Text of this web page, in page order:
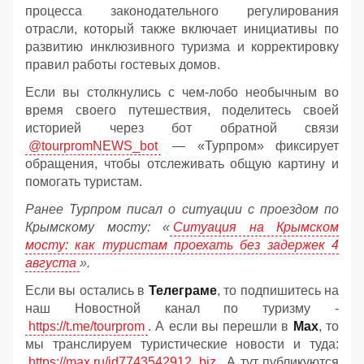
процесса законодательного регулирования
отрасли, который также включает инициативы по
развитию инклюзивного туризма и корректировку
правил работы гостевых домов.
Если вы столкнулись с чем-лобо необычным во
время своего путешествия, поделитесь своей
историей через бот обратной связи
@tourpromNEWS_bot
— «Турпром» фиксирует
обращения, чтобы отслеживать общую картину и
помогать туристам.
Ранее Турпром писал о ситуации с проездом по
Крымскому мосту: « Ситуация на Крымском
мосту: как туристам проехать без задержек 4
августа ».
Если вы остались в Телеграме, то подпишитесь на
наш Новостной канал по туризму -
https://t.me/tourprom . А если вы перешли в Мах, то
мы транслируем туристические новости и туда: